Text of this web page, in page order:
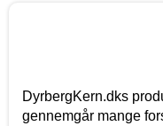
DyrbergKern.dks
gennemgår mange